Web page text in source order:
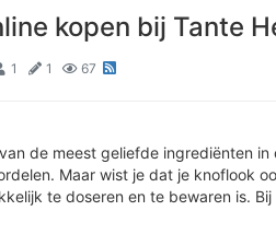
kopen bij Tante
1 1 67
de meest geliefde ingrediënten
Maar wist je dat je knoflook
te doseren en te bewaren is.